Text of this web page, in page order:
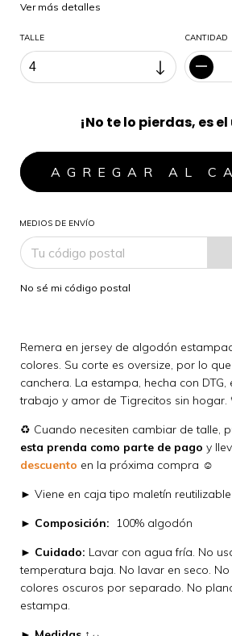
Ver más detalles
TALLE CANTIDAD
¡No te lo pierdas, es
MEDIOS DE ENVÍO
No sé mi código postal
Remera en jersey de algodón
colores. Su corte es oversize, por lo
canchera. La estampa, hecha con
trabajo y amor de Tigrecitos sin hogar.
♻️ Cuando necesiten cambiar de talle,
esta prenda como parte de pago y
descuento en la próxima compra ☺
► Viene en caja tipo maletín
► Composición:
100% algodón
► Cuidado: Lavar con agua fría. No
temperatura baja. No lavar en seco.
colores oscuros por separado. No
estampa.